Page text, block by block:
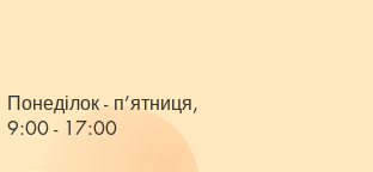
Понеділок - п’ятниця,
9:00 - 17:00